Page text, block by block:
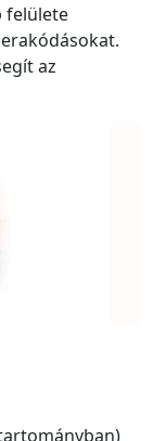
felülete
az